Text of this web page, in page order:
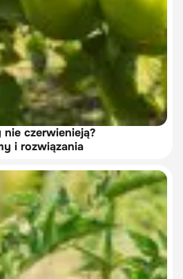
czerwienieją?
i rozwiązania